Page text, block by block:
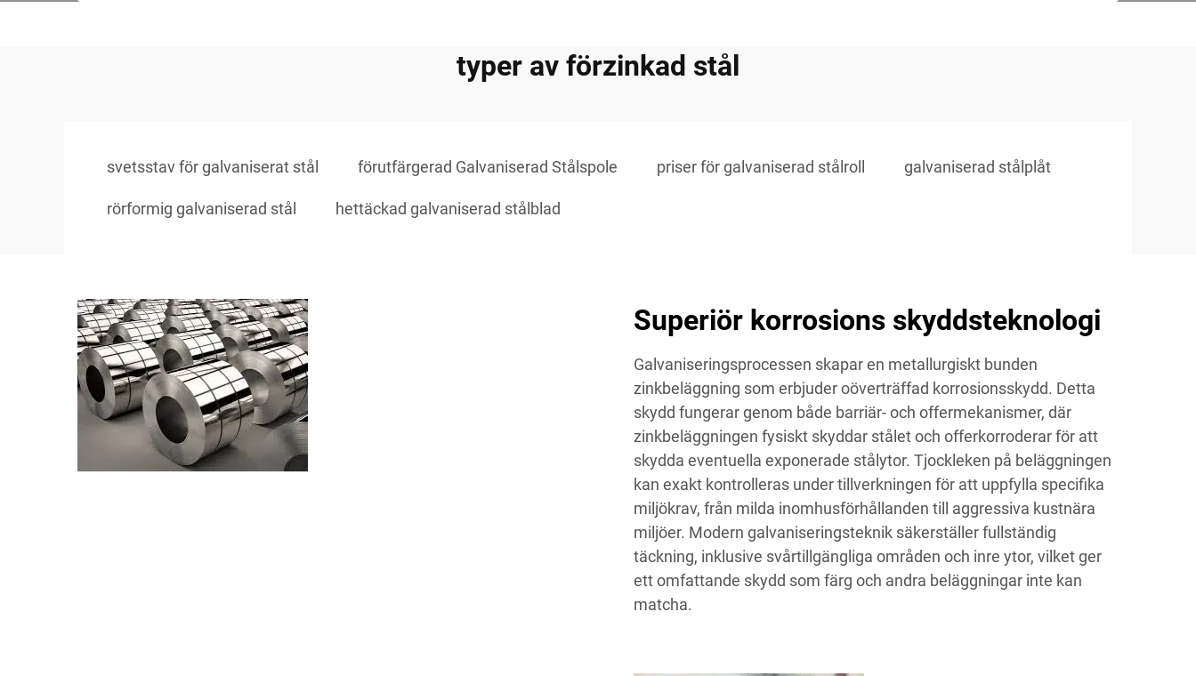
typer av förzinkad stål
svetsstav för galvaniserat stål förutfärgerad Galvaniserad Stålspole priser för galvaniserad stålroll galvaniserad stålplåt
rörformig galvaniserad stål hettäckad galvaniserad stålblad
Superiör korrosions skyddsteknologi
Galvaniseringsprocessen skapar en metallurgiskt bunden
zinkbeläggning som erbjuder oöverträffad korrosionsskydd. Detta
skydd fungerar genom både barriär- och offermekanismer, där
zinkbeläggningen fysiskt skyddar stålet och offerkorroderar för att
skydda eventuella exponerade stålytor. Tjockleken på beläggningen
kan exakt kontrolleras under tillverkningen för att uppfylla specifika
miljökrav, från milda inomhusförhållanden till aggressiva kustnära
miljöer. Modern galvaniseringsteknik säkerställer fullständig
täckning, inklusive svårtillgängliga områden och inre ytor, vilket ger
ett omfattande skydd som färg och andra beläggningar inte kan
matcha.